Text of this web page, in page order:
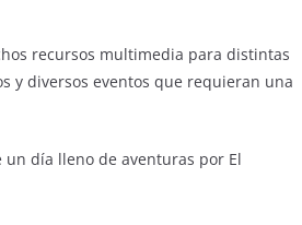
recursos multimedia para distintas
y diversos eventos que requieran una
día lleno de aventuras por El